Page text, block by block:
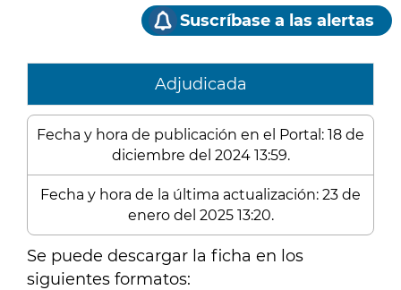
Suscríbase a las alertas
Adjudicada
Fecha y hora de publicación en el Portal: 18 de
diciembre del 2024 13:59.
Fecha y hora de la última actualización: 23 de
enero del 2025 13:20.
Se puede descargar la ficha en los
siguientes formatos: